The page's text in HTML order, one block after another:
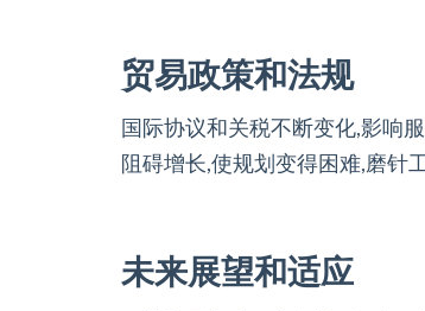
贸易政策和法规
国际协议和关税不断变化,影响
阻碍增长,使规划变得困难,磨针
未来展望和适应